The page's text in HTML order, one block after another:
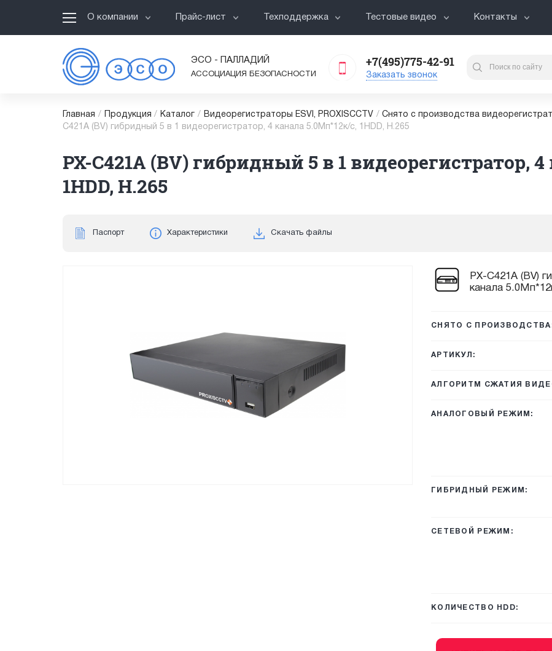
О компании Прайс-лист Техподдержка Тестовые видео Контакты
ЭСО - ПАЛЛАДИЙ
АССОЦИАЦИЯ БЕЗОПАСНОСТИ
+7(495)775-42-91
Заказать звонок
Главная / Продукция / Каталог / Видеорегистраторы ESVI, PROXISCCTV / Снято с производства
C421A (BV) гибридный 5 в 1 видеорегистратор, 4 канала 5.0Мп*12к/с, 1HDD, H.265
PX-C421A (BV) гибридный 5 в 1 видеорегистратор,
1HDD, H.265
Паспорт Характеристики Скачать файлы
PX-C421A (BV)
канала
СНЯТО С
АРТИКУЛ:
АЛГОРИТМ СЖАТИЯ
АНАЛОГОВЫЙ РЕЖИМ:
ГИБРИДНЫЙ РЕЖИМ:
СЕТЕВОЙ РЕЖИМ:
КОЛИЧЕСТВО HDD: